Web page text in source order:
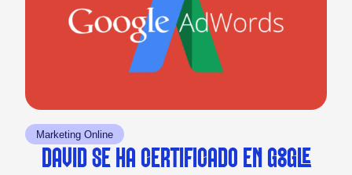
Marketing Online
DAVID SE HA CERTIFICADO EN GOOGLE